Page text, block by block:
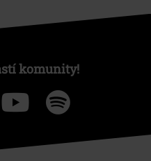
komunity!